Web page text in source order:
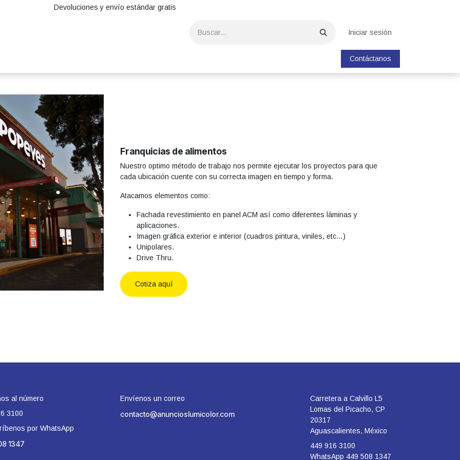
Devoluciones y envío estándar gratis
Iniciar sesión
Banca y Servcios Financieros
Contáctanos
Franquicias de alimentos
Nuestro optimo método de trabajo nos permite ejecutar los proyectos para que
cada ubicación cuente con su correcta imagen en tiempo y forma.
Atacamos elementos como:
Fachada revestimiento en panel ACM así como diferentes láminas y
aplicaciones.
Imagen gráfica exterior e interior (cuadros pintura, viniles, etc…)
Unipolares.
Drive Thru.
Cotiza aquí
al número
3100
por WhatsApp
1347​
Envíenos un correo
contacto@anuncioslumicolor.com
Carretera a Calvillo L5
Lomas del Picacho, CP
20317
Aguascalientes, México
449 916 3100
WhatsApp 449 508 1347